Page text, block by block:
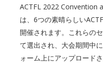
ACTFL 2022 Convention
は、6つの素晴らしい
開催されます。これらの
て選出され、大会期間中
ォーム上にアップロード